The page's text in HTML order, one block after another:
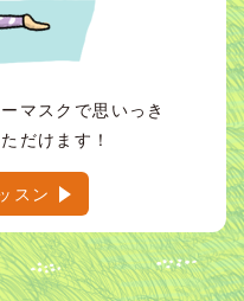
マスクで思いっき
だけます！
スン